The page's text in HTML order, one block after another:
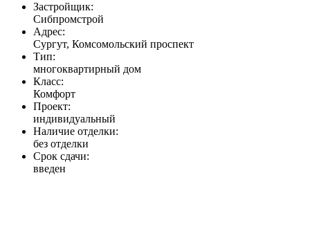
Застройщик:
Сибпромстрой
Адрес:
Сургут, Комсомольский проспект
Тип:
многоквартирный дом
Класс:
Комфорт
Проект:
индивидуальный
Наличие отделки:
без отделки
Срок сдачи:
введен